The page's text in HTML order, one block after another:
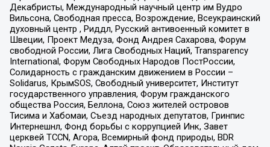
Декабристы, Международный научный центр им Вудро
Вильсона, Свободная пресса, Возрождение, Всеукраинский
духовный центр , Риддл, Русский антивоенный комитет в
Швеции, Проект Медуза, Фонд Андрея Сахарова, Форум
свободной России, Лига Свободных Наций, Transparеncy
International, Форум Свободных Народов ПостРоссии,
Солидарность с гражданским движением в России –
Solidarus, КрымSOS, Свободный университет, Институт
государственного управления, Форум гражданского
общества Россия, Беллона, Союз жителей островов
Тисима и Хабомаи, Съезд народных депутатов, Гринпис
Интернешнл, Фонд борьбы с коррупцией Инк, Завет
церквей TCCN, Агора, Всемирный фонд природы, BDR